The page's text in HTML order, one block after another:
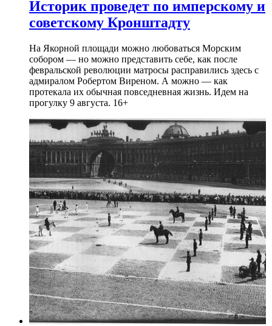
Историк проведет по имперскому и
советскому Кронштадту
На Якорной площади можно любоваться Морским
собором — но можно представить себе, как после
февральской революции матросы расправились здесь с
адмиралом Робертом Виреном. А можно — как
протекала их обычная повседневная жизнь. Идем на
прогулку 9 августа. 16+